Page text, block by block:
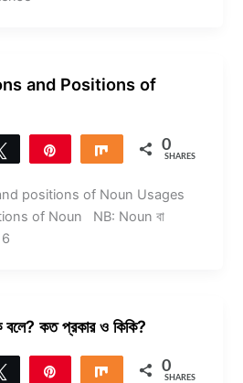
and Positions of
Tweet Share 0
SHARES
positions of Noun Usages
of Noun NB: Noun বা
কত প্রকার ও কিকি?
Tweet Share 0
SHARES